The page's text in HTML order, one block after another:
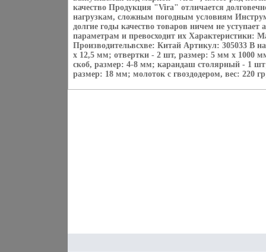
качество Продукция "Vira" отличается
нагрузкам, сложным погодным условиям
долгие годы качество товаров ничем не
параметрам и превосходит их Характеристики:
Производительвсхве: Китай Артикул: 305033 В
х 12,5 мм; отвертки - 2 шт, размер: 5 мм х 1000
скоб, размер: 4-8 мм; карандаш столярный - 1
размер: 18 мм; молоток с гвоздодером, вес: 220